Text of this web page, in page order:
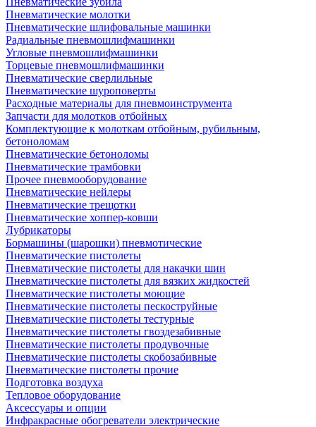
Пневматические молотки
Пневматические шлифовальные машинки
Радиальные пневмошлифмашинки
Угловые пневмошлифмашинки
Торцевые пневмошлифмашинки
Пневматические сверлильные
Пневматические шуроповерты
Расходные материалы для пневмоинструмента
Запчасти для молотков отбойных
Комплектующие к молоткам отбойным, рубильным,
бетоноломам
Пневматические бетоноломы
Пневматические трамбовки
Прочее пневмооборудование
Пневматические нейлеры
Пневматические трещотки
Пневматические хоппер-ковши
Лубрикаторы
Бормашины (шарошки) пневмотические
Пневматические пистолеты
Пневматические пистолеты для накачки шин
Пневматические пистолеты для вязких жидкостей
Пневматические пистолеты моющие
Пневматические пистолеты пескоструйные
Пневматические пистолеты тестурные
Пневматические пистолеты гвоздезабивные
Пневматические пистолеты продувочные
Пневматические пистолеты скобозабивные
Пневматические пистолеты прочие
Подготовка воздуха
Тепловое оборудование
Аксессуары и опции
Инфракрасные обогреватели электрические